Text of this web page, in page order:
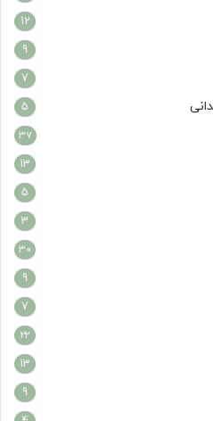
12
9
7
5
37
13
5
3
30
9
7
22
13
9